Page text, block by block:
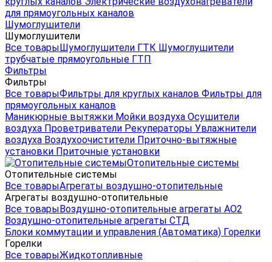
для прямоугольных каналов
Шумоглушители
Шумоглушители
Все товарыШумоглушители ГТК Шумоглушители
трубчатые прямоугольные ГТП
Фильтры
Фильтры
Все товарыФильтры для круглых каналов Фильтры для
прямоугольных каналов
Маникюрные вытяжки Мойки воздуха Осушители
воздуха Проветриватели Рекуператоры Увлажнители
воздуха Воздухоочистители Приточно-вытяжные
установки Приточные установки
Отопительные системы
Отопительные системы
Все товарыАгрегаты воздушно-отопительные
Агрегаты воздушно-отопительные
Все товарыВоздушно-отопительные агрегаты АО2
Воздушно-отопительные агрегаты СТД
Блоки коммутации и управления (Автоматика) Горелки
Горелки
Все товарыЖидкотопливные